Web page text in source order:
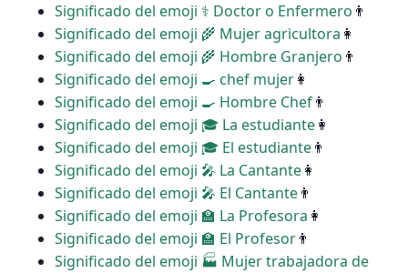
Significado del emoji ‍⚕️ Doctor o Enfermero 👨
Significado del emoji ‍🌾 Mujer agricultora 👩
Significado del emoji ‍🌾 Hombre Granjero 👨
Significado del emoji ‍🍳 chef mujer👩
Significado del emoji ‍🍳 Hombre Chef👨
Significado del emoji ‍🎓 La estudiante👩
Significado del emoji ‍🎓 El estudiante👨
Significado del emoji ‍🎤 La Cantante👩
Significado del emoji ‍🎤 El Cantante👨
Significado del emoji ‍🏫 La Profesora 👩
Significado del emoji ‍🏫 El Profesor👨
Significado del emoji ‍🏭 Mujer trabajadora de